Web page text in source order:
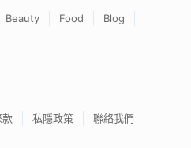
Beauty Food
Blog
款 私隱政策 聯絡我們